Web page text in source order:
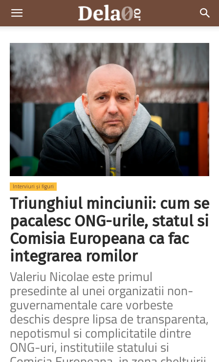
Dela0
Interviuri și figuri
Triunghiul minciunii: cum se
pacalesc ONG-urile, statul si
Comisia Europeana ca fac
integrarea romilor
Valeriu Nicolae este primul
presedinte al unei organizatii non-
guvernamentale care vorbeste
deschis despre lipsa de transparenta,
nepotismul si complicitatile dintre
ONG-uri, institutiile statului si